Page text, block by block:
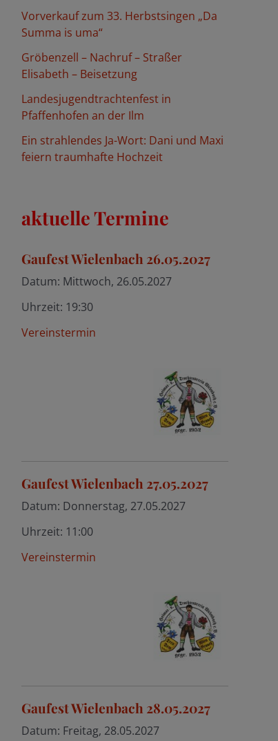
c
:
Vorverkauf zum 33. Herbstsingen „Da
Summa is uma“
Gröbenzell – Nachruf – Straßer
Elisabeth – Beisetzung
Landesjugendtrachtenfest in
Pfaffenhofen an der Ilm
Ein strahlendes Ja-Wort: Dani und Maxi
feiern traumhafte Hochzeit
aktuelle Termine
Gaufest Wielenbach 26.05.2027
Datum: Mittwoch, 26.05.2027
Uhrzeit: 19:30
Vereinstermin
Gaufest Wielenbach 27.05.2027
Datum: Donnerstag, 27.05.2027
Uhrzeit: 11:00
Vereinstermin
Gaufest Wielenbach 28.05.2027
Datum: Freitag, 28.05.2027